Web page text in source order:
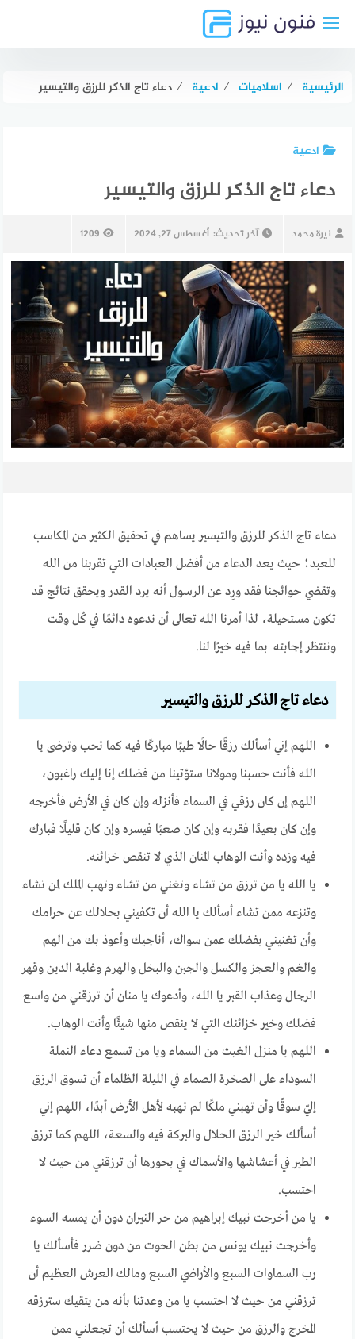
الرئيسية ⁄ اسلاميات ⁄ ادعية ⁄ دعاء تاج الذكر للرزق والتيسير
ادعية
دعاء تاج الذكر للرزق والتيسير
نيرة محمد آخر تحديث: أغسطس 27, 2024 1209
دعاء تاج الذكر للرزق والتيسير يساهم في تحقيق الكثير من المكاسب
للعبد؛ حيث يعد الدعاء من أفضل العبادات التي تقربنا من الله
وتقضي حوائجنا فقد ورِد عن الرسول أنه يرد القدر ويحقق نتائج قد
تكون مستحيلة، لذا أمرنا الله تعالى أن ندعوه دائمًا في كُل وقت
وننتظر إجابته بما فيه خيرًا لنا.
دعاء تاج الذكر للرزقوالتيسير
اللهم إني أسألك رزقًا حالًا طيبًا مباركًا فيه كما تحب وترضى يا
الله فأنت حسبنا ومولانا ستؤتينا من فضلك إنا إليك راغبون،
اللهم إن كان رزقي في السماء فأنزله وإن كان في الأرض فأخرجه
وإن كان بعيدًا فقربه وإن كان صعبًا فيسره وإن كان قليلًا فبارك
فيه وزده وأنت الوهاب المنان الذي لا تنقص خزائنه.
يا الله يا من ترزق من تشاء وتغني من تشاء وتهب الملك لمن تشاء
وتنزعه ممن تشاء أسألك يا الله أن تكفيني بحلالك عن حرامك
وأن تغنيني بفضلك عمن سواك، أناجيك وأعوذ بك من الهم
والغم والعجز والكسل والجبن والبخل والهرم وغلبة الدين وقهر
الرجال وعذاب القبر يا الله، وأدعوك يا منان أن ترزقني من واسع
فضلك وخير خزائنك التي لا ينقص منها شيئًا وأنت الوهاب.
اللهم يا منزل الغيث من السماء ويا من تسمع دعاء النملة
السوداء على الصخرة الصماء في الليلة الظلماء أن تسوق الرزق
إليّ سوقًا وأن تهبني ملكًا لم تهبه لأهل الأرض أبدًا، اللهم إني
أسألك خير الرزق الحلال والبركة فيه والسعة، اللهم كما ترزق
الطير في أعشاشها والأسماك في بحورها أن ترزقني من حيث لا
احتسب.
يا من أخرجت نبيك إبراهيم من حر النيران دون أن يمسه السوء
وأخرجت نبيك يونس من بطن الحوت من دون ضرر فأسألك يا
رب السماوات السبع والأراضي السبع ومالك العرش العظيم أن
ترزقني من حيث لا احتسب يا من وعدتنا بأنه من يتقيك سترزقه
المخرج والرزق من حيث لا يحتسب أسألك أن تجعلني ممن